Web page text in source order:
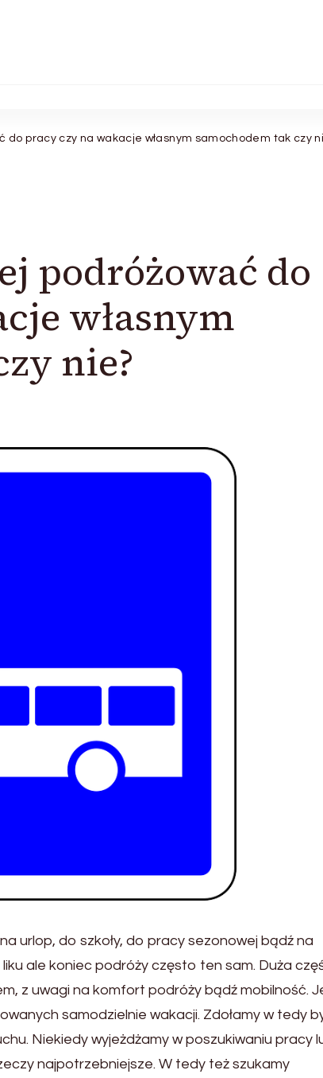
do pracy czy na wakacje własnym samochodem tak czy
podróżować do
własnym
nie?
urlop, do szkoły, do pracy sezonowej bądź na
ale koniec podróży często ten sam. Duża
z uwagi na komfort podróży bądź mobilność.
samodzielnie wakacji. Zdołamy w tedy
Niekiedy wyjeżdżamy w poszukiwaniu pracy
najpotrzebniejsze. W tedy też szukamy